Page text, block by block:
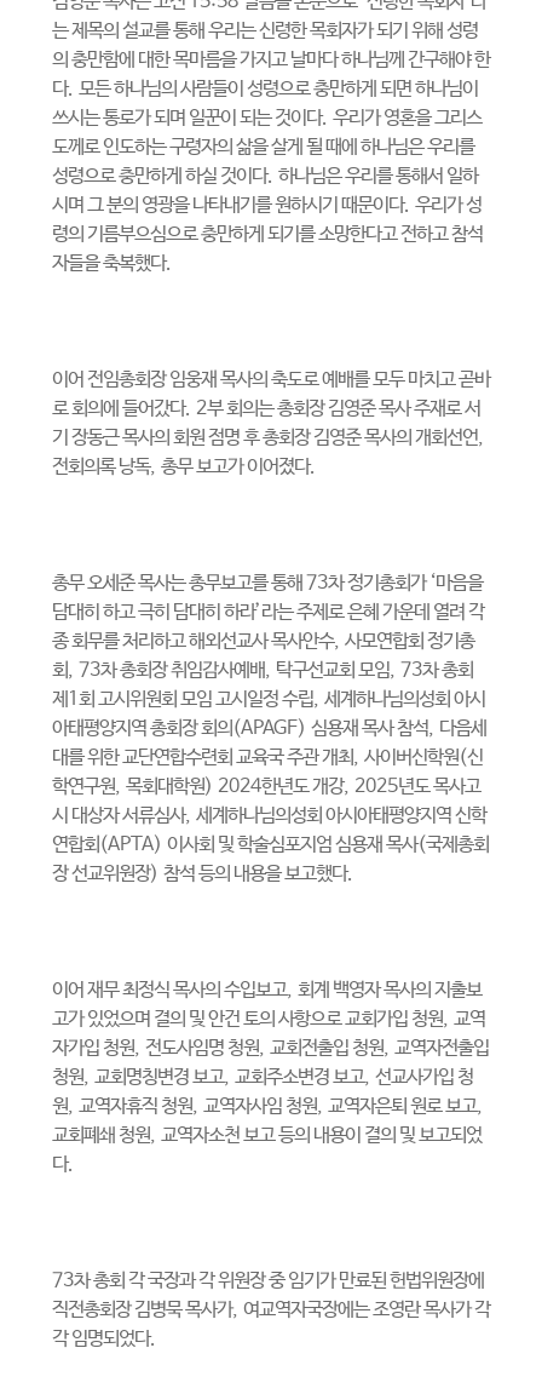
는 제목의 설교를 통해 우리는 신령한 목회자가 되기 위해 성령
의 충만함에 대한 목마름을 가지고 날마다 하나님께 간구해야 한
다. 모든 하나님의 사람들이 성령으로 충만하게 되면 하나님이
쓰시는 통로가 되며 일꾼이 되는 것이다. 우리가 영혼을 그리스
도께로 인도하는 구령자의 삶을 살게 될 때에 하나님은 우리를
성령으로 충만하게 하실 것이다. 하나님은 우리를 통해서 일하
시며 그 분의 영광을 나타내기를 원하시기 때문이다. 우리가 성
령의 기름부으심으로 충만하게 되기를 소망한다고 전하고 참석
자들을 축복했다.
이어 전임총회장 임웅재 목사의 축도로 예배를 모두 마치고 곧바
로 회의에 들어갔다. 2부 회의는 총회장 김영준 목사 주재로 서
기 장동근 목사의 회원 점명 후 총회장 김영준 목사의 개회선언,
전회의록 낭독, 총무 보고가 이어졌다.
총무 오세준 목사는 총무보고를 통해 73차 정기총회가 ‘마음을
담대히 하고 극히 담대히 하라’라는 주제로 은혜 가운데 열려 각
종 회무를 처리하고 해외선교사 목사안수, 사모연합회 정기총
회, 73차 총회장 취임감사예배, 탁구선교회 모임, 73차 총회
제 1회 고시위원회 모임 고시일정 수립, 세계하나님의성회 아시
아태평양지역 총회장 회의 (APAGF) 심용재 목사 참석, 다음세
대를 위한 교단연합수련회 교육국 주관 개최, 사이버신학원(신
학연구원, 목회대학원) 2024한년도 개강, 2025년도 목사고
시 대상자 서류심사, 세계하나님의성회 아시아태평양지역 신학
연합회 (APTA) 이사회 및 학술심포지엄 심용재 목사(국제총회
장 선교위원장) 참석 등의 내용을 보고했다.
이어 재무 최정식 목사의 수입보고, 회계 백영자 목사의 지출보
고가 있었으며 결의 및 안건 토의 사항으로 교회가입 청원, 교역
자가입 청원, 전도사임명 청원, 교회전출입 청원, 교역자전출입
청원, 교회명칭변경 보고, 교회주소변경 보고, 선교사가입 청
원, 교역자휴직 청원, 교역자사임 청원, 교역자은퇴 원로 보고,
교회폐쇄 청원, 교역자소천 보고 등의 내용이 결의 및 보고되었
다.
73차 총회 각 국장과 각 위원장 중 임기가 만료된 헌법위원장에
직전총회장 김병묵 목사가, 여교역자국장에는 조영란 목사가 각
각 임명되었다.